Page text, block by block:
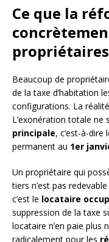
Ce que la
propriétaires
Beaucoup de
de la taxe d’habitation
configurations. La
L’exonération totale ne
principale, c’est-à-
permanent au 1er
Un propriétaire qui
tiers n’est pas
c’est le locataire
suppression de la taxe
locataire n’en paie plus
radicalement pour les